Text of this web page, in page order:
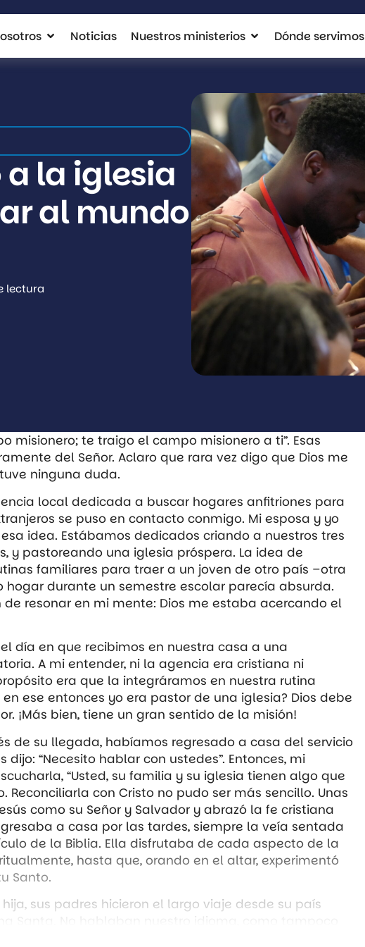
Noticias Nuestros ministerios Dónde servimos
la iglesia
al mundo
lectura
misionero; te traigo el campo misionero a ti”. Esas
del Señor. Aclaro que rara vez digo que Dios me
ninguna duda.
local dedicada a buscar hogares anfitriones para
se puso en contacto conmigo. Mi esposa y yo
idea. Estábamos dedicados criando a nuestros tres
y pastoreando una iglesia próspera. La idea de
familiares para traer a un joven de otro país –otra
durante un semestre escolar parecía absurda.
resonar en mi mente: Dios me estaba acercando el
día en que recibimos en nuestra casa a una
A mi entender, ni la agencia era cristiana ni
era que la integráramos en nuestra rutina
ese entonces yo era pastor de una iglesia? Dios debe
¡Más bien, tiene un gran sentido de la misión!
de su llegada, habíamos regresado a casa del servicio
“Necesito hablar con ustedes”. Entonces, mi
“Usted, su familia y su iglesia tienen algo que
Reconciliarla con Cristo no pudo ser más sencillo. Unas
como su Señor y Salvador y abrazó la fe cristiana
a casa por las tardes, siempre la veía sentada
de la Biblia. Ella disfrutaba de cada aspecto de la
hasta que, orando en el altar, experimentó
Santo.
sus padres hicieron el largo viaje desde su país